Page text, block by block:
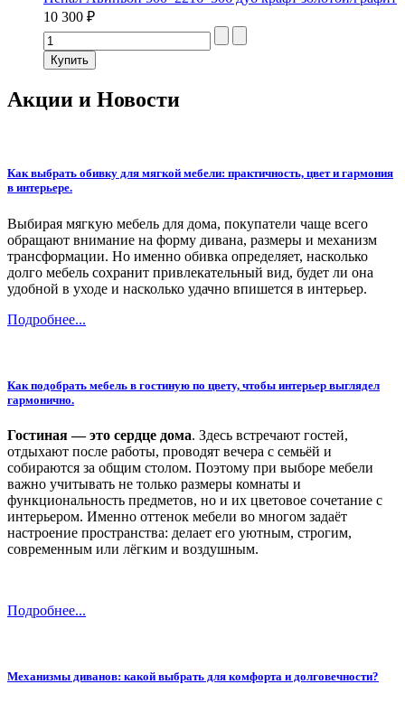
10 300 ₽
Акции и Новости
Как выбрать обивку для мягкой мебели: практичность, цвет и гармония
в интерьере.
Выбирая мягкую мебель для дома, покупатели чаще всего
обращают внимание на форму дивана, размеры и механизм
трансформации. Но именно обивка определяет, насколько
долго мебель сохранит привлекательный вид, будет ли она
удобной в уходе и насколько удачно впишется в интерьер.
Подробнее...
Как подобрать мебель в гостиную по цвету, чтобы интерьер выглядел
гармонично.
Гостиная — это сердце дома. Здесь встречают гостей,
отдыхают после работы, проводят вечера с семьёй и
собираются за общим столом. Поэтому при выборе мебели
важно учитывать не только размеры комнаты и
функциональность предметов, но и их цветовое сочетание с
интерьером. Именно оттенок мебели во многом задаёт
настроение пространства: делает его уютным, строгим,
современным или лёгким и воздушным.
Подробнее...
Механизмы диванов: какой выбрать для комфорта и долговечности?